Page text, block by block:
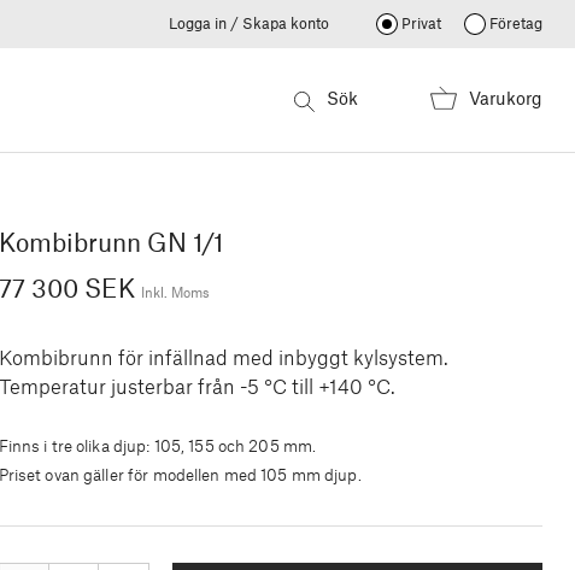
Logga in / Skapa konto Privat Företag
Sök Varukorg
Kombibrunn GN 1/1
77 300 SEK
Inkl. Moms
Kombibrunn för infällnad med inbyggt kylsystem.
Temperatur justerbar från -5 °C till +140 °C.
Finns i tre olika djup: 105, 155 och 205 mm.
Priset ovan gäller för modellen med 105 mm djup.